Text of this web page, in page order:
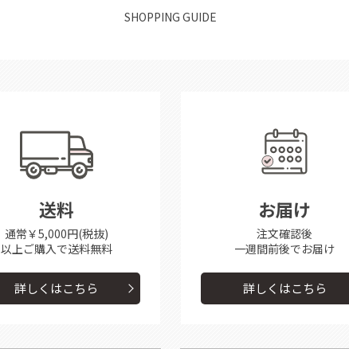
SHOPPING GUIDE
送料
通常￥5,000円(税抜)
以上ご購入で送料無料
詳しくはこちら
お届け
注文確認後
一週間前後でお届け
詳しくはこちら